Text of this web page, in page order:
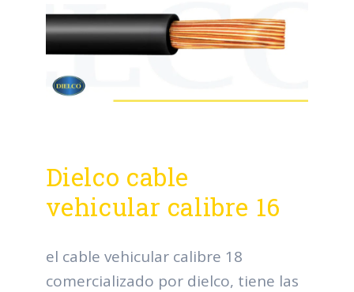
Dielco cable
vehicular calibre 16
el cable vehicular calibre 18
comercializado por dielco, tiene las